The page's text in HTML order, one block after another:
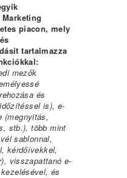
piacon, mely
tartalmazza
mezők
és
is), e-
(megnyitás,
stb.), több mint
sablonnal,
kérdőívekkel,
visszapattanó e-
és